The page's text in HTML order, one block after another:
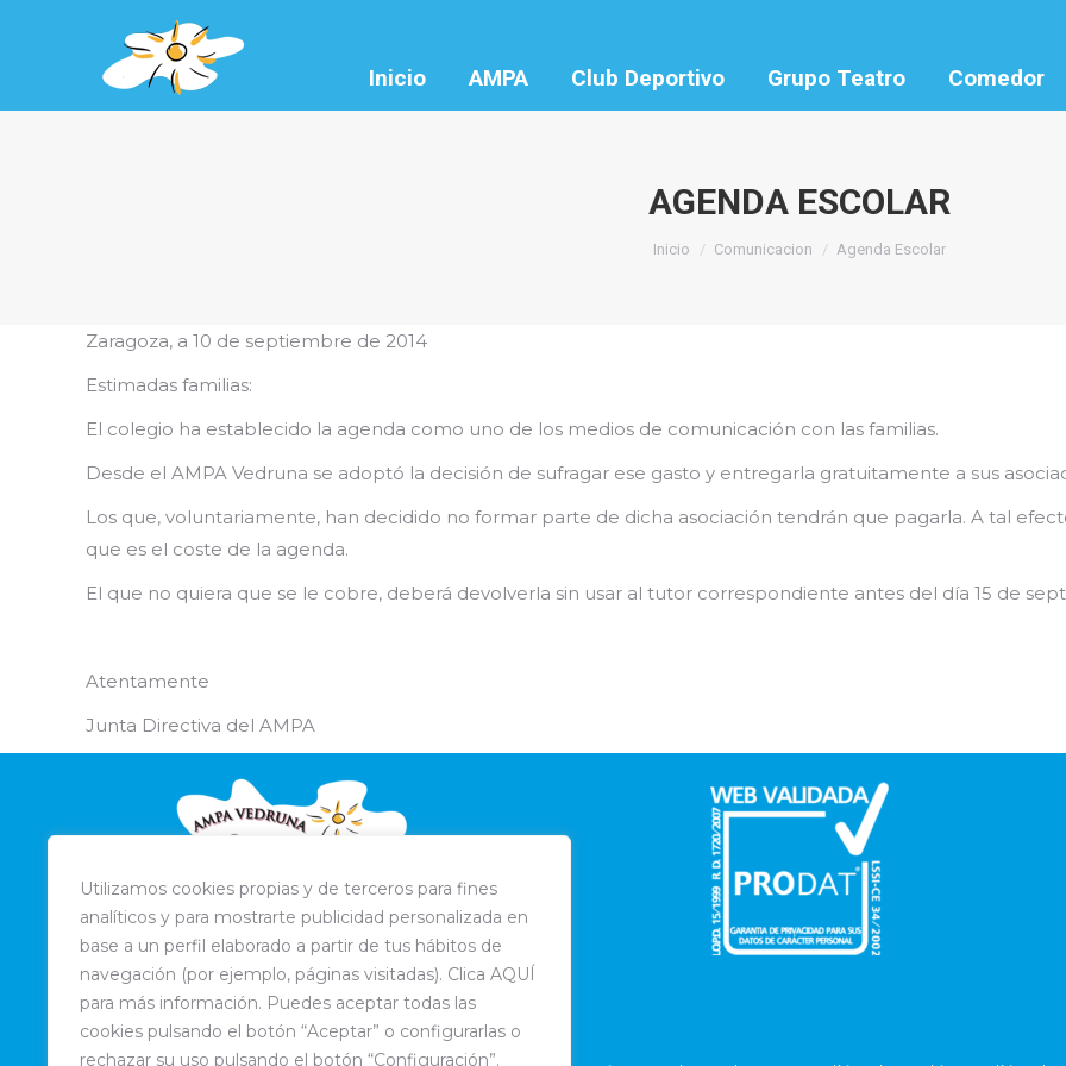
Utilizamos cookies propias y de terceros para fines
analíticos y para mostrarte publicidad personalizada en
base a un perfil elaborado a partir de tus hábitos de
navegación (por ejemplo, páginas visitadas). Clica AQUÍ
para más información. Puedes aceptar todas las
cookies pulsando el botón “Aceptar” o configurarlas o
rechazar su uso pulsando el botón “Configuración”.
Inicio AMPA Club Deportivo Grupo Teatro Comedor
AGENDA ESCOLAR
Estás aquí:
Inicio Comunicacion Agenda Escolar
Zaragoza, a 10 de septiembre de 2014
Estimadas familias:
El colegio ha establecido la agenda como uno de los medios de comunicación con las familias.
Desde el AMPA Vedruna se adoptó la decisión de sufragar ese gasto y entregarla gratuitamente a sus
Los que, voluntariamente, han decidido no formar parte de dicha asociación tendrán que pagarla. A tal
que es el coste de la agenda.
El que no quiera que se le cobre, deberá devolverla sin usar al tutor correspondiente antes del día 15 de
Atentamente
Junta Directiva del AMPA